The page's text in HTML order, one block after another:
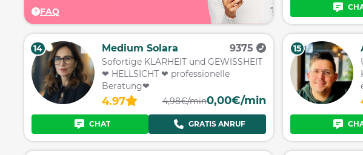
FAQ
14 Medium Solara 9375
Sofortige KLARHEIT und GEWISSHEIT
❤ HELLSICHT ❤ professionelle
Beratung❤
4.97 4,98€/min0,00€/min
CHAT GRATIS ANRUF
15